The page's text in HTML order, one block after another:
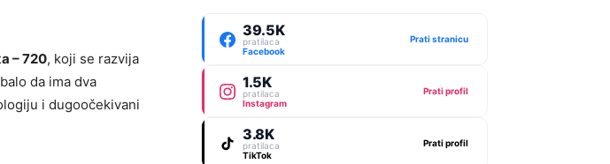
– 720, koji se razvija
da ima dva
i dugoočekivani
39.5K
pratilaca
Facebook
Prati stranicu
1.5K
pratilaca
Instagram
Prati profil
3.8K
pratilaca
TikTok
Prati profil